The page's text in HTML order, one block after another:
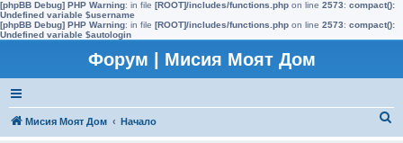
[phpBB Debug] PHP Warning: in file [ROOT]/includes/functions.php on line 2573: compact():
Undefined variable $username
[phpBB Debug] PHP Warning: in file [ROOT]/includes/functions.php on line 2573: compact():
Undefined variable $autologin
Форум | Мисия Моят Дом
Мисия Моят Дом Начало